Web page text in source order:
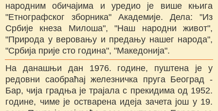
народним обичајима и уредио је више књига
"Етнографског зборника" Академије. Дела: "Из
Србије кнеза Милоша", "Наш народни живот",
"Природа у веровању и предању нашег народа",
"Србија прије сто година", "Македонија".
На данашњи дан 1976. године, пуштена је у
редовни саобраћај железничка пруга Београд -
Бар, чија градња је трајала с прекидима од 1952.
године, чиме је остварена идеја зачета још у 19.